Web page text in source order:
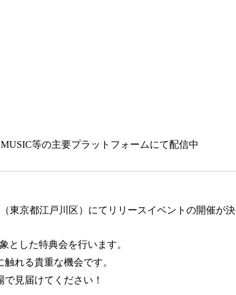
MUSIC等の主要プラットフォームにて配信中
東京都江戸川区）にてリリースイベントの開催が決
とした特典会を行います。
れる貴重な機会です。
見届けてください！